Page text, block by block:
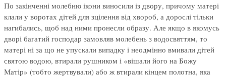
По закінченні молебню ікони виносили із двору, причому матері
клали у воротах дітей для зцілення від хвороб, а дорослі тільки
нагибались, щоб над ними пронесли образу. Але якщо в якомусь
дворі багатий господар замовляв молебень з водосвяттям, то
матері ні за що не упускали випадку і неодмінно вмивали дітей
святою водою, втирали рушником і «вішали його на Божу
Матір» (тобто жертвували) або ж втирали кінцем полотна, яка